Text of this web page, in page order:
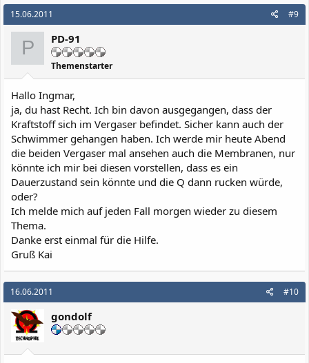
15.06.2011 #9
P PD-91
Themenstarter
Hallo Ingmar,
ja, du hast Recht. Ich bin davon ausgegangen, dass der
Kraftstoff sich im Vergaser befindet. Sicher kann auch der
Schwimmer gehangen haben. Ich werde mir heute Abend
die beiden Vergaser mal ansehen auch die Membranen, nur
könnte ich mir bei diesen vorstellen, dass es ein
Dauerzustand sein könnte und die Q dann rucken würde,
oder?
Ich melde mich auf jeden Fall morgen wieder zu diesem
Thema.
Danke erst einmal für die Hilfe.
Gruß Kai
16.06.2011 #10
gondolf